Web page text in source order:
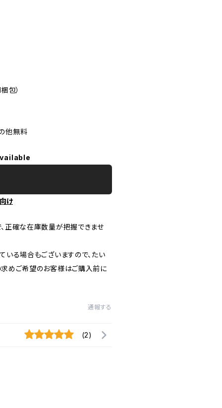
包）
他無料
け
正確な在庫数量が把握できませ
いる場合もございますので、たい
めご希望のお客様はご購入前に
通報する
(2)